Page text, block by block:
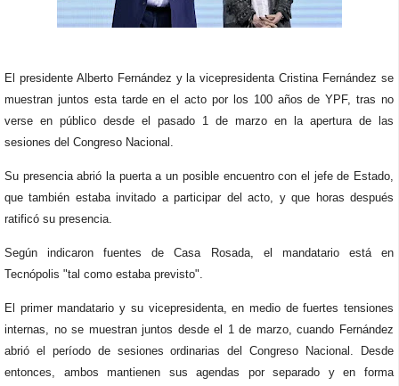
El presidente Alberto Fernández y la vicepresidenta Cristina Fernández se
muestran juntos esta tarde en el acto por los 100 años de YPF, tras no
verse en público desde el pasado 1 de marzo en la apertura de las
sesiones del Congreso Nacional.
Su presencia abrió la puerta a un posible encuentro con el jefe de Estado,
que también estaba invitado a participar del acto, y que horas después
ratificó su presencia.
Según indicaron fuentes de Casa Rosada, el mandatario está en
Tecnópolis "tal como estaba previsto".
El primer mandatario y su vicepresidenta, en medio de fuertes tensiones
internas, no se muestran juntos desde el 1 de marzo, cuando Fernández
abrió el período de sesiones ordinarias del Congreso Nacional. Desde
entonces, ambos mantienen sus agendas por separado y en forma